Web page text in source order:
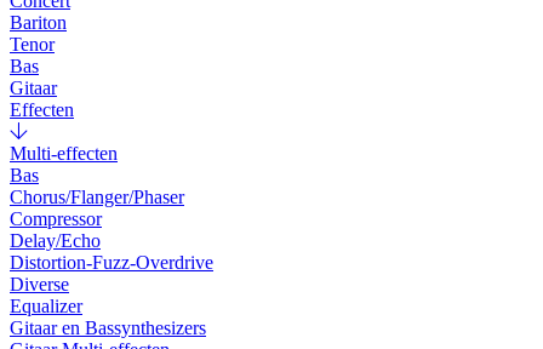
Bariton
Tenor
Bas
Gitaar
Effecten
Multi-effecten
Bas
Chorus/Flanger/Phaser
Compressor
Delay/Echo
Distortion-Fuzz-Overdrive
Diverse
Equalizer
Gitaar en Bassynthesizers